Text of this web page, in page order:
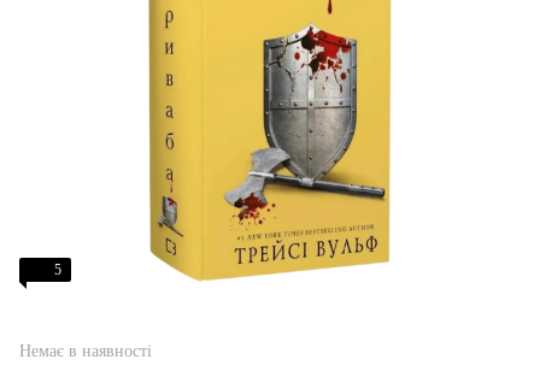
5
Немає в наявності